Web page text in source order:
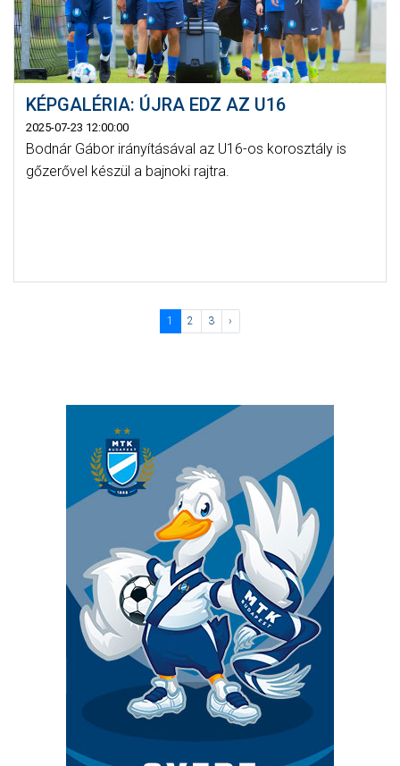
KÉPGALÉRIA: ÚJRA EDZ AZ U16
2025-07-23 12:00:00
Bodnár Gábor irányításával az U16-os korosztály is
gőzerővel készül a bajnoki rajtra.
1 2 3 ›